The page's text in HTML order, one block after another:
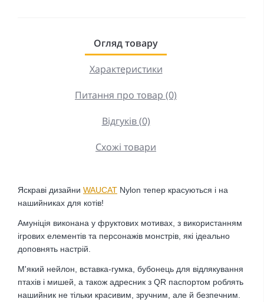
Огляд товару
Характеристики
Питання про товар (0)
Відгуків (0)
Схожі товари
Яскраві дизайни WAUCAT Nylon тепер красуються і на
нашийниках для котів!
Амуніція виконана у фруктових мотивах, з використанням
ігрових елементів та персонажів монстрів, які ідеально
доповнять настрій.
М'який нейлон, вставка-гумка, бубонець для відлякування
птахів і мишей, а також адресник з QR паспортом роблять
нашийник не тільки красивим, зручним, але й безпечним.